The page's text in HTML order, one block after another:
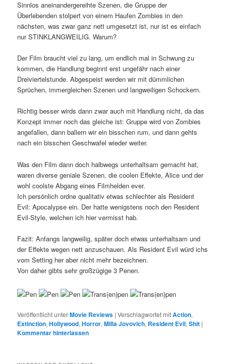
Sinnlos aneinandergereihte Szenen, die Gruppe der
Überlebenden stolpert von einem Haufen Zombies in den
nächsten, was zwar ganz nett umgesetzt ist, nur ist es einfach
nur STINKLANGWEILIG. Warum?
Der Film braucht viel zu lang, um endlich mal in Schwung zu
kommen, die Handlung beginnt erst ungefähr nach einer
Dreiviertelstunde. Abgespeist werden wir mit dümmlichen
Sprüchen, immergleichen Szenen und langweiligen Schockern.
Richtig besser wirds dann zwar auch mit Handlung nicht, da das
Konzept immer noch das gleiche ist: Gruppe wird von Zombies
angefallen, dann ballern wir ein bisschen rum, und dann gehts
nach ein bisschen Geschwafel wieder weiter.
Was den Film dann doch halbwegs unterhaltsam gemacht hat,
waren diverse geniale Szenen, die coolen Effekte, Alice und der
wohl coolste Abgang eines Filmhelden ever.
Ich persönlich ordne qualitativ etwas schlechter als Resident
Evil: Apocalypse ein. Der hatte wenigstens noch den Resident
Evil-Style, welchen ich hier vermisst hab.
Fazit: Anfangs langweilig, später doch etwas unterhaltsam und
der Effekte wegen nett anzuschauen. Als Resident Evil würd ichs
vom Setting her aber nicht mehr bezeichnen.
Von daher gibts sehr großzügige 3 Penen.
Veröffentlicht unterMovie Reviews |Verschlagwortet mitAction,
Extinction,Hollywood,Horror,Milla Jovovich, Resident Evil,Shit |
Kommentar hinterlassen